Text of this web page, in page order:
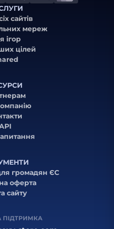
сайтів
мереж
ігор
цілей
громадян ЄС
оферта
сайту
ПІДТРИМКА